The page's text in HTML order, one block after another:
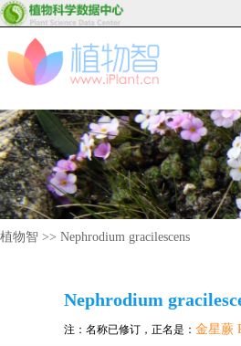
植物智 >> Nephrodium gracilescens
Nephrodium
注：名称已修订，正名是： 金星蕨